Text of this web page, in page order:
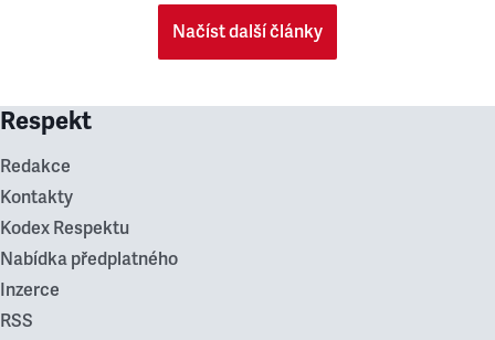
Načíst další články
Respekt
Redakce
Kontakty
Kodex Respektu
Nabídka předplatného
Inzerce
RSS